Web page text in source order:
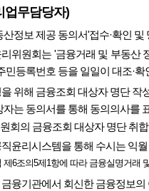
업무담당자)
정보 제공 동의서'접수·확인 및
위원회는 '금융거래 및 부동산
민등록번호 등을 일일이 대조·확
위해 금융조회 대상자 명단 작
자는 동의서를 통해 동의의사를
회의 금융조회 대상자 명단 취
윤리시스템을 통해 수시는 익
6조의5제1항에 따라 금융실명거래
융기관에서 회신한 금융정보의